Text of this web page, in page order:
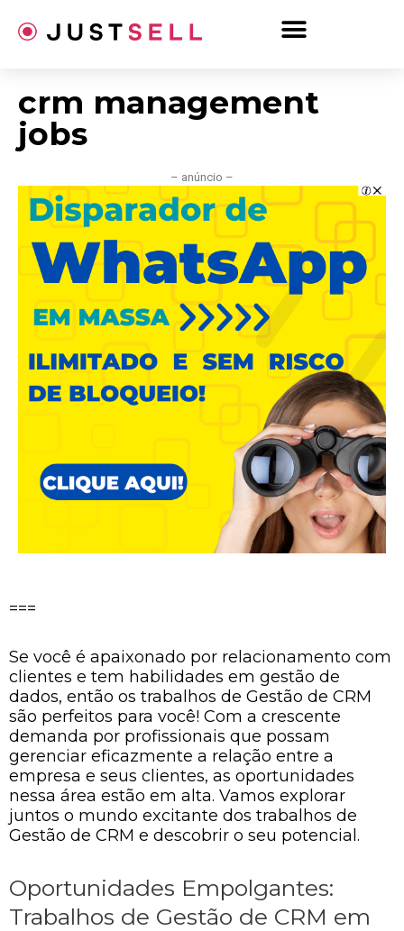
para
crm management
jobs
– anúncio –
===
Se você é apaixonado por relacionamento com
clientes e tem habilidades em gestão de
dados, então os trabalhos de Gestão de CRM
são perfeitos para você! Com a crescente
demanda por profissionais que possam
gerenciar eficazmente a relação entre a
empresa e seus clientes, as oportunidades
nessa área estão em alta. Vamos explorar
juntos o mundo excitante dos trabalhos de
Gestão de CRM e descobrir o seu potencial.
Oportunidades Empolgantes:
Trabalhos de Gestão de CRM em